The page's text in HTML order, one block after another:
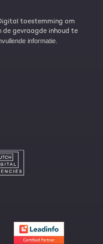
toestemming om
de gevraagde inhoud te
informatie.